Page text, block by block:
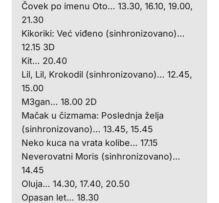
Čovek po imenu Oto… 13.30, 16.10, 19.00,
21.30
Kikoriki: Već viđeno (sinhronizovano)…
12.15 3D
Kit… 20.40
Lil, Lil, Krokodil (sinhronizovano)… 12.45,
15.00
M3gan… 18.00 2D
Mačak u čizmama: Poslednja želja
(sinhronizovano)… 13.45, 15.45
Neko kuca na vrata kolibe… 17.15
Neverovatni Moris (sinhronizovano)…
14.45
Oluja… 14.30, 17.40, 20.50
Opasan let… 18.30